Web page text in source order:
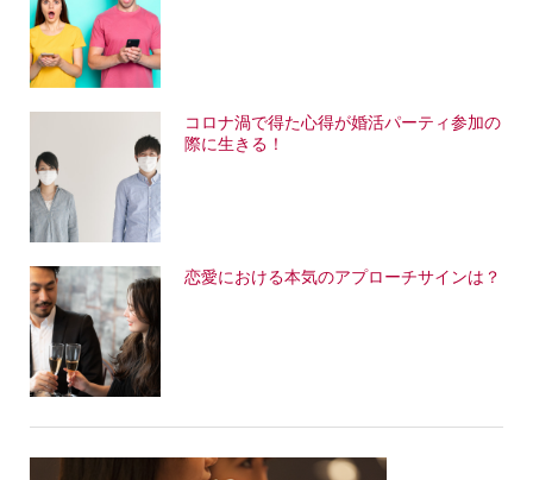
コロナ渦で得た心得が婚活パーティ参加の
際に生きる！
恋愛における本気のアプローチサインは？